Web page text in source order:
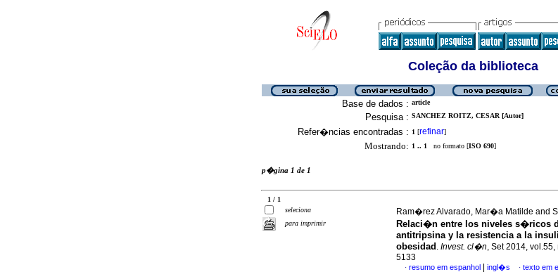
Coleção da biblioteca
Base de dados : article
Pesquisa : SANCHEZ ROITZ, CESAR [Autor]
Refer�ncias encontradas : 1 [refinar]
Mostrando: 1 .. 1 no formato [ISO 690]
p�gina 1 de 1
1 / 1
seleciona
para imprimir
Ram�rez Alvarado, Mar�a Matilde and
Relaci�n entre los niveles s�ricos
antitripsina y la resistencia a la
obesidad . Invest. cl�n, Set 2014,
5133
· resumo em espanhol ingl�s · texto em